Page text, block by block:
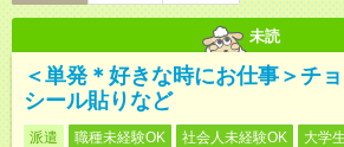
未読
＜単発＊好きな時にお仕事＞チ
シール貼りなど
派遣 職種未経験OK 社会人未経験OK 大学